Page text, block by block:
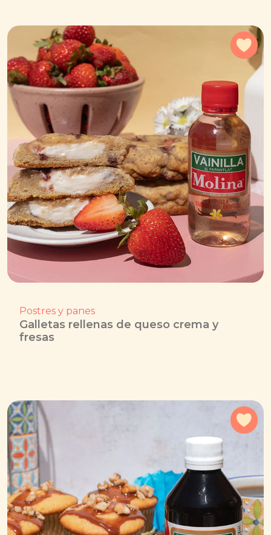
Postres y panes
Galletas rellenas de queso crema y
fresas